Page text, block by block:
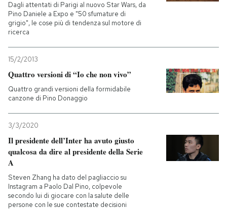
Dagli attentati di Parigi al nuovo Star Wars, da
Pino Daniele a Expo e "50 sfumature di
grigio", le cose più di tendenza sul motore di
ricerca
15/2/2013
Quattro versioni di “Io che non vivo”
Quattro grandi versioni della formidabile
canzone di Pino Donaggio
3/3/2020
Il presidente dell’Inter ha avuto giusto
qualcosa da dire al presidente della Serie
A
Steven Zhang ha dato del pagliaccio su
Instagram a Paolo Dal Pino, colpevole
secondo lui di giocare con la salute delle
persone con le sue contestate decisioni